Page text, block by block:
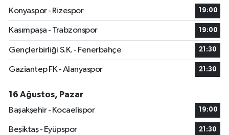
Konyaspor - Rizespor
19:00
Kasımpaşa - Trabzonspor 19:00
Gençlerbirliği S.K. - Fenerbahçe 21:30
Gaziantep FK - Alanyaspor 21:30
16 Ağustos, Pazar
Başakşehir - Kocaelispor
19:00
Beşiktaş - Eyüpspor 21:30